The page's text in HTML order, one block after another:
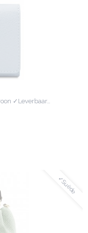
✓Leverbaar…
✓Suède